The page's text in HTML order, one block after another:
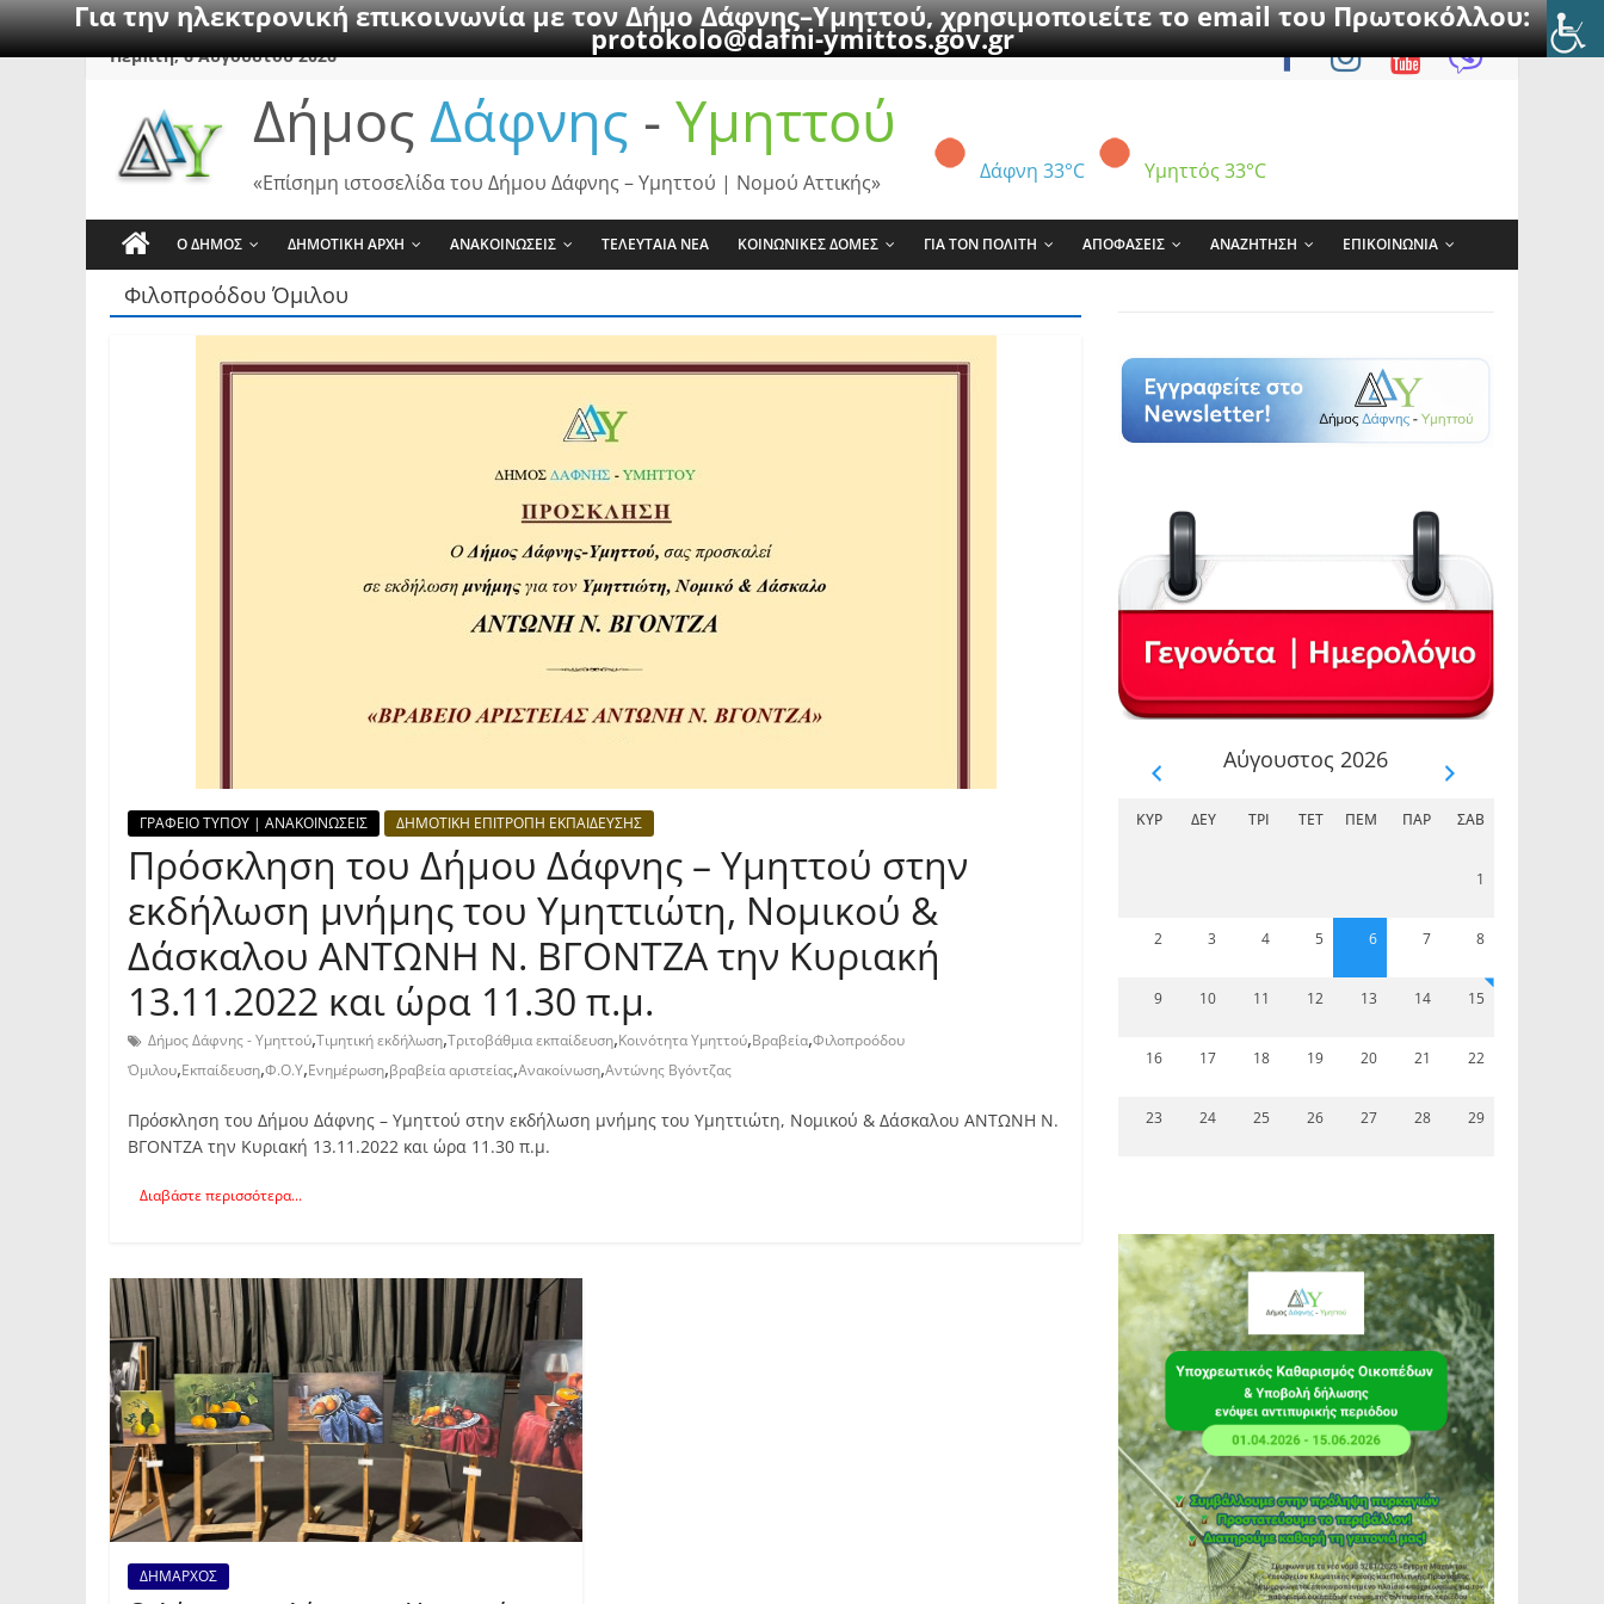
Για την ηλεκτρονική επικοινωνία με τον Δήμο Δάφνης–Υμηττού, χρησιμοποιείτε το email του Πρωτοκόλλου:
protokolo@dafni-ymittos.gov.gr
SkipΠέμπτη, 6 Αυγούστου 2026
Δήμος Δάφνης - Υμηττού
Δάφνη 33°C Υμηττός 33°C
«Επίσημη ιστοσελίδα του Δήμου Δάφνης – Υμηττού | Νομού Αττικής»
Ο ΔΗΜΟΣ ΔΗΜΟΤΙΚΗ ΑΡΧΗ ΑΝΑΚΟΙΝΩΣΕΙΣ ΤΕΛΕΥΤΑΙΑ ΝΕΑ ΚΟΙΝΩΝΙΚΕΣ ΔΟΜΕΣ ΓΙΑ ΤΟΝ ΠΟΛΙΤΗ ΑΠΟΦΑΣΕΙΣ ΑΝΑΖΗΤΗΣΗ ΕΠΙΚΟΙΝΩΝΙΑ
Φιλοπροόδου Όμιλου
ΓΡΑΦΕΙΟ ΤΥΠΟΥ | ΑΝΑΚΟΙΝΩΣΕΙΣ ΔΗΜΟΤΙΚΗ ΕΠΙΤΡΟΠΗ ΕΚΠΑΙΔΕΥΣΗΣ
Πρόσκληση του Δήμου Δάφνης – Υμηττού στην
εκδήλωση μνήμης του Υμηττιώτη, Νομικού &
Δάσκαλου ΑΝΤΩΝΗ Ν. ΒΓΟΝΤΖΑ την Κυριακή
13.11.2022 και ώρα 11.30 π.μ.
Δήμος Δάφνης - Υμηττού,Τιμητική εκδήλωση,Τριτοβάθμια εκπαίδευση,Κοινότητα Υμηττού,Βραβεία,Φιλοπροόδου
Όμιλου,Εκπαίδευση,Φ.Ο.Υ,Ενημέρωση,βραβεία αριστείας,Ανακοίνωση,Αντώνης Βγόντζας
Πρόσκληση του Δήμου Δάφνης – Υμηττού στην εκδήλωση μνήμης του Υμηττιώτη, Νομικού & Δάσκαλου ΑΝΤΩΝΗ Ν.
ΒΓΟΝΤΖΑ την Κυριακή 13.11.2022 και ώρα 11.30 π.μ.
Διαβάστε περισσότερα...
ΔΗΜΑΡΧΟΣ
Αύγουστος 2026
ΚΥΡ ΔΕΥ ΤΡΊ ΤΕΤ ΠΈΜ ΠΑΡ ΣΆΒ
1
2 3 4 5 6 7 8
9 10 11 12 13 14 15
16 17 18 19 20 21 22
23 24 25 26 27 28 29